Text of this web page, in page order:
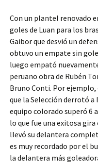
Con un plantel renovado
goles de Luan para los
Gaibor que desvió un
obtuvo un empate sin
luego empató
peruano obra de Rubén
Bruno Conti. Por ejemplo,
que la Selección derrotó a
equipo colorado superó 6
lo que fue una exitosa
llevó su delantera
es muy recordado por el
la delantera más